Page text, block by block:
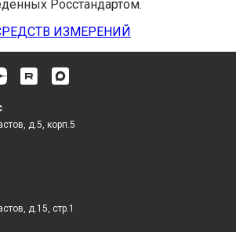
Росстандартом.
ИЗМЕРЕНИЙ
д.5, корп.5
д.15, стр.1